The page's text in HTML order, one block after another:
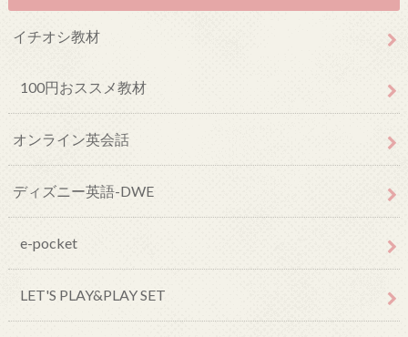
イチオシ教材
100円おススメ教材
オンライン英会話
ディズニー英語-DWE
e-pocket
LET'S PLAY&PLAY SET